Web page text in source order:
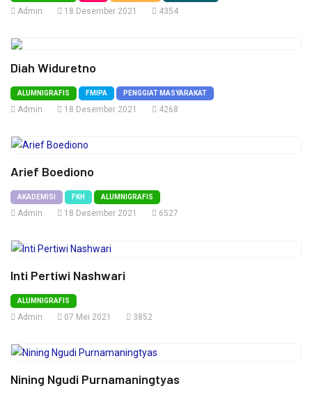
Admin 18 Desember 2021 4354
Diah Widuretno
ALUMNIGRAFIS FMIPA PENGGIAT MASYARAKAT
Admin 18 Desember 2021 4268
Arief Boediono
AKADEMISI FKH ALUMNIGRAFIS
Admin 18 Desember 2021 6527
Inti Pertiwi Nashwari
ALUMNIGRAFIS
Admin 07 Mei 2021 3852
Nining Ngudi Purnamaningtyas